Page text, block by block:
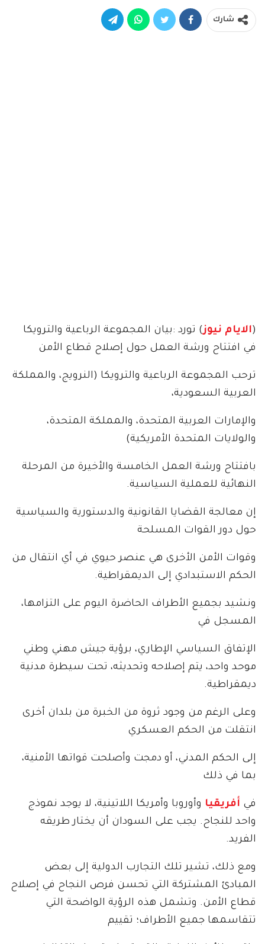
شارك
(الايام نيوز) تورد :بيان المجموعة الرباعية والترويكا
في افتتاح ورشة العمل حول إصلاح قطاع الأمن
ترحب المجموعة الرباعية والترويكا (النرويج، والمملكة
العربية السعودية،
والإمارات العربية المتحدة، والمملكة المتحدة،
والولايات المتحدة الأمريكية)
بافتتاح ورشة العمل الخامسة والأخيرة من المرحلة
النهائية للعملية السياسية.
إن معالجة القضايا القانونية والدستورية والسياسية
حول دور القوات المسلحة
وقوات الأمن الأخرى هي عنصر حيوي في أي انتقال من
الحكم الاستبدادي إلى الديمقراطية.
ونشيد بجميع الأطراف الحاضرة اليوم على التزامها،
المسجل في
الإتفاق السياسي الإطاري، برؤية جيش مهني وطني
موحد واحد، يتم إصلاحه وتحديثه، تحت سيطرة مدنية
ديمقراطية.
وعلى الرغم من وجود ثروة من الخبرة من بلدان أخرى
انتقلت من الحكم العسكري
إلى الحكم المدني، أو دمجت وأصلحت قواتها الأمنية،
بما في ذلك
في أفريقيا وأوروبا وأمريكا اللاتينية، لا يوجد نموذج
واحد للنجاح. يجب على السودان أن يختار طريقه
الفريد.
ومع ذلك، تشير تلك التجارب الدولية إلى بعض
المبادئ المشتركة التي تحسن فرص النجاح في إصلاح
قطاع الأمن. وتشمل هذه الرؤية الواضحة التي
تتقاسمها جميع الأطراف؛ تقييم